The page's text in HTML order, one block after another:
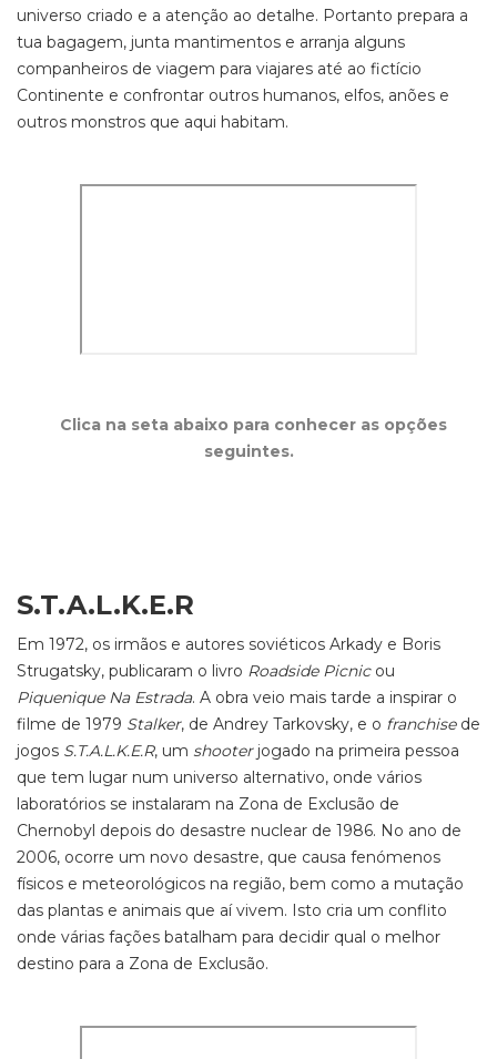
universo criado e a atenção ao detalhe. Portanto prepara a
tua bagagem, junta mantimentos e arranja alguns
companheiros de viagem para viajares até ao fictício
Continente e confrontar outros humanos, elfos, anões e
outros monstros que aqui habitam.
Clica na seta abaixo para conhecer as opções
seguintes.
S.T.A.L.K.E.R
Em 1972, os irmãos e autores soviéticos Arkady e Boris
Strugatsky, publicaram o livro Roadside Picnicou
Piquenique Na Estrada. A obra veio mais tarde a inspirar o
filme de 1979 Stalker, de Andrey Tarkovsky, e o franchise de
jogos S.T.A.L.K.E.R, um shooterjogado na primeira pessoa
que tem lugar num universo alternativo, onde vários
laboratórios se instalaram na Zona de Exclusão de
Chernobyl depois do desastre nuclear de 1986. No ano de
2006, ocorre um novo desastre, que causa fenómenos
físicos e meteorológicos na região, bem como a mutação
das plantas e animais que aí vivem. Isto cria um conflito
onde várias fações batalham para decidir qual o melhor
destino para a Zona de Exclusão.